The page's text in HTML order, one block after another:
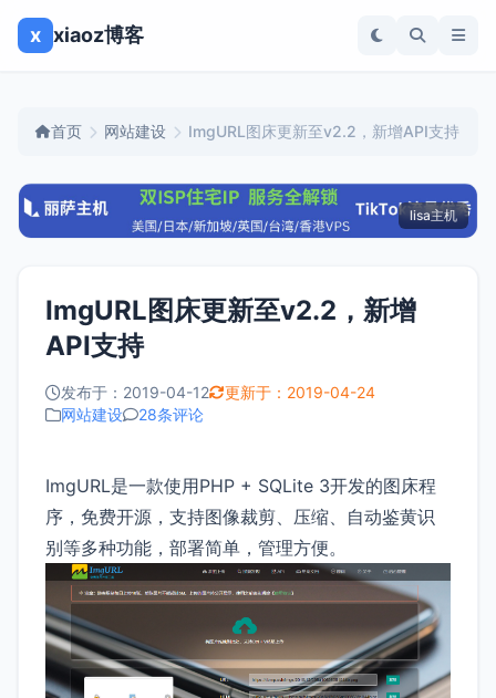
x xiaoz博客
首页 网站建设 ImgURL图床更新至v2.2，新增API支持
lisa主机
ImgURL图床更新至v2.2，新增
API支持
发布于：2019-04-12
更新于：2019-04-24
网站建设
28条评论
ImgURL是一款使用PHP + SQLite 3开发的图床程
序，免费开源，支持图像裁剪、压缩、自动鉴黄识
别等多种功能，部署简单，管理方便。